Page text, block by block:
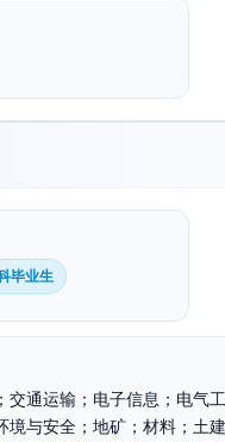
毕业生
交通运输；电子信息；电气
与安全；地矿；材料；土